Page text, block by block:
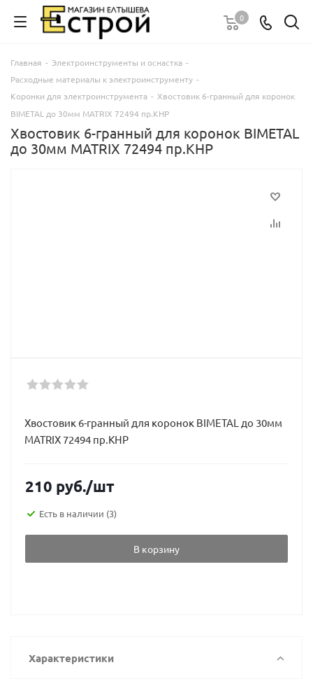
0
Главная - Электроинструменты и оснастка -
Расходные материалы к электроинструменту -
Коронки для электроинструмента - Хвостовик 6-гранный для коронок
BIMETAL до 30мм MATRIX 72494 пр.КНР
Хвостовик 6-гранный для коронок BIMETAL
до 30мм MATRIX 72494 пр.КНР
Хвостовик 6-гранный для коронок BIMETAL до 30мм
MATRIX 72494 пр.КНР
210 руб./шт
Есть в наличии (3)
В корзину
Характеристики